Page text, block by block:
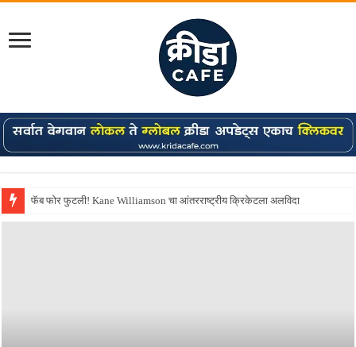
Shreyas Iyer कॅप्टन झाला! टी20 ची पुन्हा मुंबईकराच्या खांद्यावर, एशियन गेम्स…